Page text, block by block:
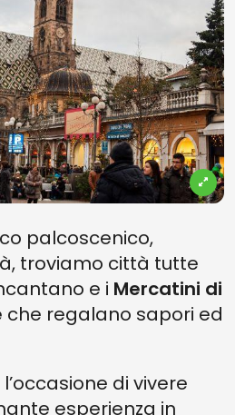
palcoscenico,
troviamo città tutte
e i Mercatini di
che regalano sapori ed
di vivere
esperienza in